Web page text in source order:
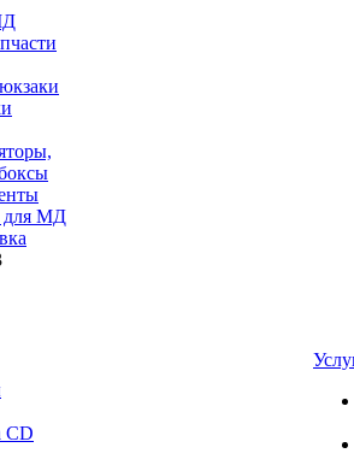
для МД
CD